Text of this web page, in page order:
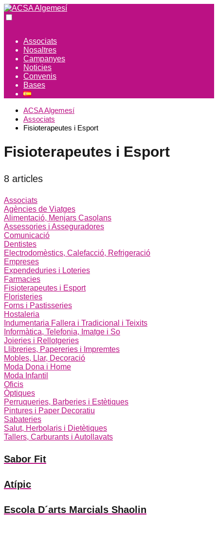
Associats
Nosaltres
Campanyes
Noticies
Convenis
Bases
ACSA Algemesí
Associats
Fisioterapeutes i Esport
Fisioterapeutes i Esport
8 articles
Associats
Agències de Viatges
Alimentació, Menjars Casolans
Assessories i Asseguradores
Comunicació
Dentistes
Electrodomèstics, Calefacció, Refrigeració
Empreses
Expendeduries i Loteries
Farmacies
Fisioterapeutes i Esport
Floristeries
Forns i Pastisseries
Hostaleria
Indumentaria Fallera i Tradicional i Teixits
Informàtica, Telefonia, Imatge i So
Joieries i Rellotgeries
Llibreries, Papereries i Impremtes
Mobles, Llar, Decoració
Moda Dona i Home
Moda Infantil
Oficis
Òptiques
Perruqueries, Barberies i Estètiques
Pintures i Paper Decoratiu
Sabateries
Salut, Herbolaris i Dietètiques
Tallers, Carburants i Autollavats
Sabor Fit
Atípic
Escola D´arts Marcials Shaolin